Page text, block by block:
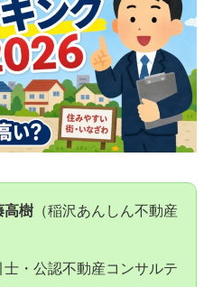
高樹（稲沢あんしん不動産
・公認不動産コンサルテ